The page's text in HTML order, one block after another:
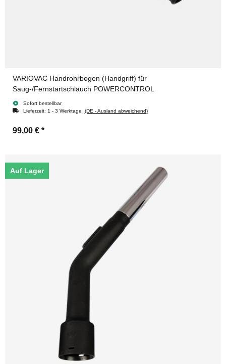
VARIOVAC Handrohrbogen (Handgriff) für
Saug-/Fernstartschlauch POWERCONTROL
Sofort bestellbar
Lieferzeit: 1 - 3 Werktage (DE - Ausland abweichend)
99,00 € *
Auf Lager